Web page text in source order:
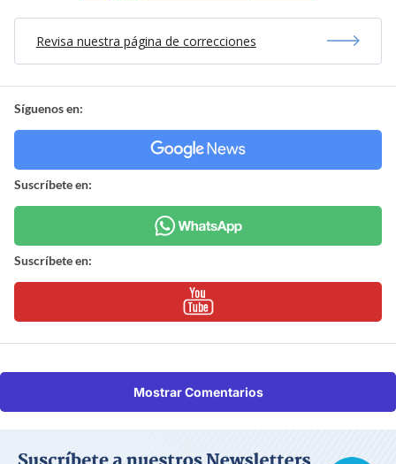
Revisa nuestra página de correcciones
Síguenos en:
Suscríbete en:
Suscríbete en:
Mostrar Comentarios